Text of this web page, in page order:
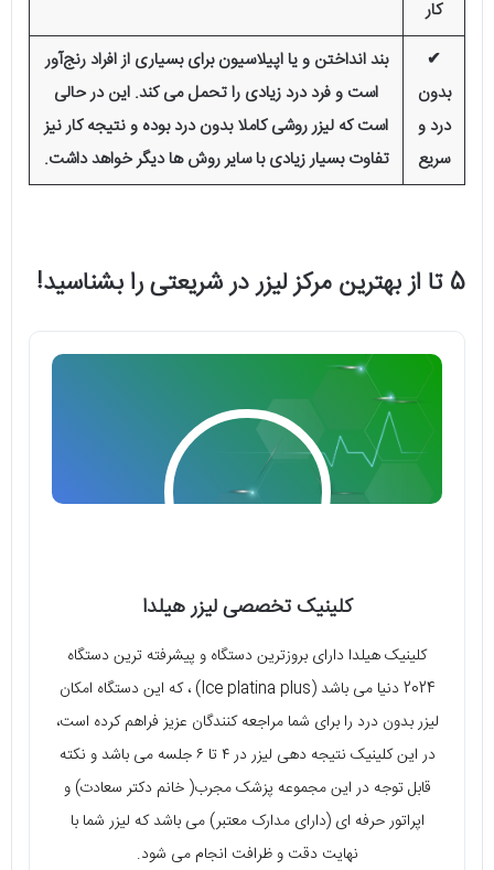
کار
✔
بدون
درد و
سریع
بند انداختن و یا اپیلاسیون برای بسیاری از افراد رنج‌آور
است و فرد درد زیادی را تحمل می کند. این در حالی
است که لیزر روشی کاملا بدون درد بوده و نتیجه کار نیز
تفاوت بسیار زیادی با سایر روش‌ ها دیگر خواهد داشت.
5 تا از بهترین مرکز لیزر در شریعتی را بشناسید!
کلینیک تخصصی لیزر هیلدا
کلینیک هیلدا دارای بروزترین دستگاه و پیشرفته ترین دستگاه
2024 دنیا می باشد (Ice platina plus) ، که این دستگاه امکان
لیزر بدون درد را برای شما مراجعه کنندگان عزیز فراهم کرده است،
در این کلینیک نتیجه دهی لیزر در ۴ تا ۶ جلسه می باشد و نکته
قابل توجه در این مجموعه پزشک مجرب( خانم دکتر سعادت) و
اپراتور حرفه ای (دارای مدارک معتبر) می باشد که لیزر شما با
نهایت دقت و ظرافت انجام می شود.